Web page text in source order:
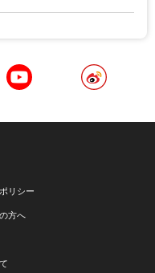
リシー
方へ